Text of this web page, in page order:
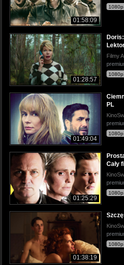
01:58:09
1080p
01:28:57
Filmy
1080p
01:49:04
PL
1080p
01:25:29
Cały
1080p
01:38:19
1080p